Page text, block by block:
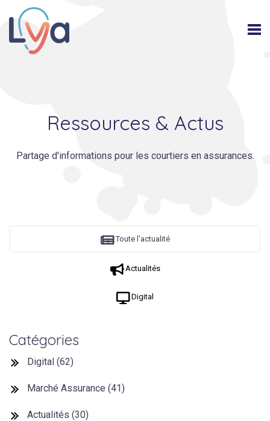
Ressources & Actus
Partage d'informations pour les courtiers en assurances.
Toute l'actualité
Actualités
 Digital
Catégories
Digital (62)
Marché Assurance (41)
Actualités (30)